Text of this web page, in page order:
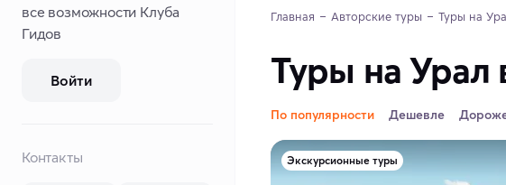
все возможности Клуба
Гидов
Войти
Контакты
Главная Авторские туры Туры на
Туры на Урал
По популярности Дешевле
Экскурсионные туры